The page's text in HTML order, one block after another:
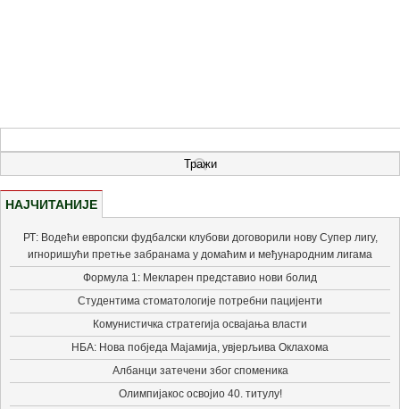
НАЈЧИТАНИЈЕ
РТ: Водећи европски фудбалски клубови договорили нову Супер лигу,
игноришући претње забранама у домаћим и међународним лигама
Формула 1: Мекларен представио нови болид
Студентима стоматологије потребни пацијенти
Комунистичка стратегија освајања власти
НБА: Нова побједа Мајамија, увјерљива Оклахома
Албанци затечени због споменика
Олимпијакос освојио 40. титулу!